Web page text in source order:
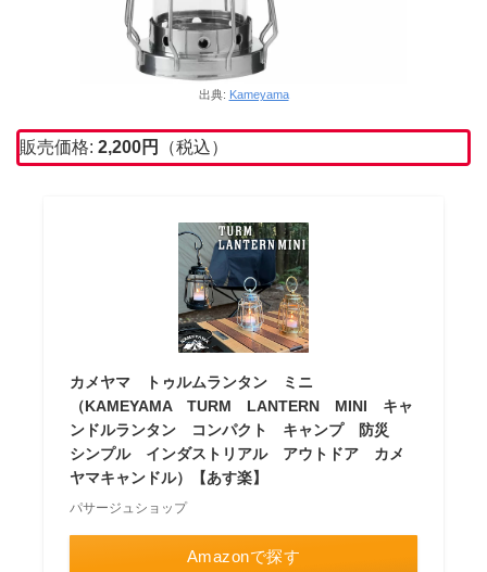
出典: Kameyama
販売価格: 2,200円 （税込）
カメヤマ トゥルムランタン ミニ
（KAMEYAMA TURM LANTERN MINI キャ
ンドルランタン コンパクト キャンプ 防災
シンプル インダストリアル アウトドア カメ
ヤマキャンドル）【あす楽】
パサージュショップ
Amazonで探す